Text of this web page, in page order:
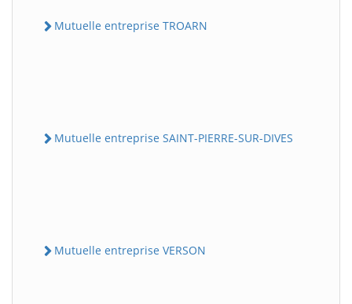
Mutuelle entreprise TROARN
Mutuelle entreprise SAINT-PIERRE-SUR-DIVES
Mutuelle entreprise VERSON